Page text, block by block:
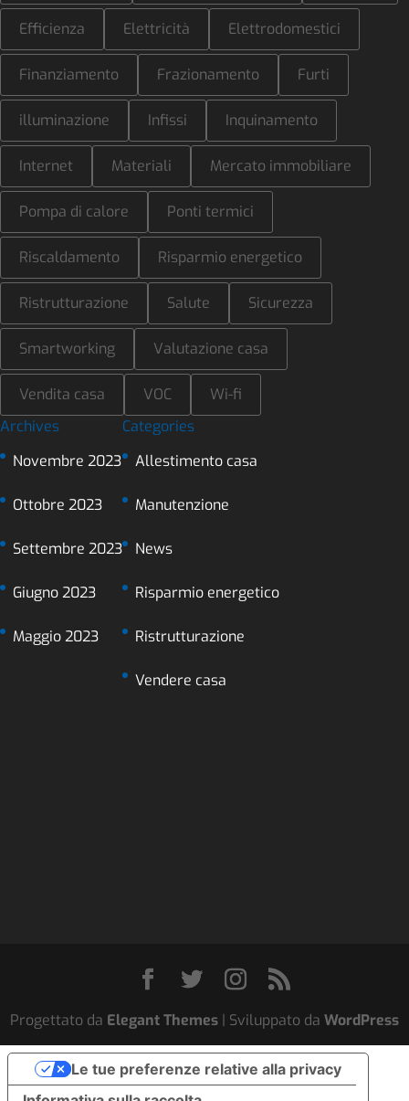
Efficienza Elettricità Elettrodomestici
Finanziamento Frazionamento Furti
illuminazione Infissi Inquinamento
Internet Materiali Mercato immobiliare
Pompa di calore Ponti termici
Riscaldamento Risparmio energetico
Ristrutturazione Salute Sicurezza
Smartworking Valutazione casa
Vendita casa VOC
Wi-fi
Archives
Novembre 2023
Ottobre 2023
Settembre 2023
Giugno 2023
Maggio 2023
Categories
Allestimento casa
Manutenzione
News
Risparmio energetico
Ristrutturazione
Vendere casa
Progettato da Elegant Themes | Sviluppato da WordPress
Le tue preferenze relative alla privacy